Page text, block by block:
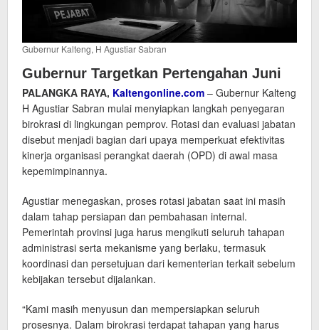
Gubernur Kalteng, H Agustiar Sabran
Gubernur Targetkan Pertengahan Juni
PALANGKA RAYA, Kaltengonline.com – Gubernur Kalteng
H Agustiar Sabran mulai menyia­pkan langkah penyegaran
birokrasi di lingkungan pemprov. Rotasi dan evaluasi jabatan
disebut menjadi bagian dari upaya memperkuat efekti­vitas
kinerja organisasi perangkat daerah (OPD) di awal masa
kepemimpinannya.
Agustiar menegaskan, proses rotasi jabatan saat ini masih
dalam tahap persiapan dan pembahasan internal.
Pemerintah provinsi juga harus mengikuti seluruh tahapan
adminis­trasi serta mekanisme yang berlaku, termasuk
koordinasi dan persetujuan dari kementerian terkait sebelum
kebijakan tersebut dijalankan.
“Kami masih menyusun dan mempersiapkan seluruh
prosesnya. Dalam birokrasi terdapat tahapan yang harus